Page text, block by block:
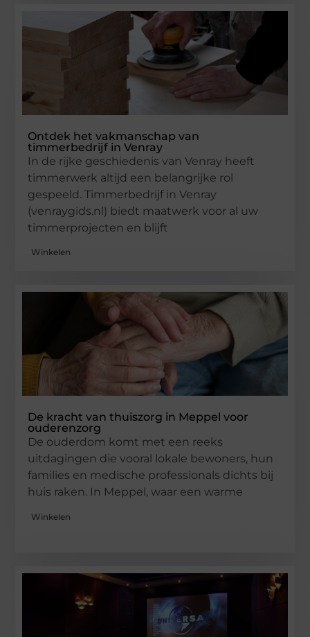
Ontdek het vakmanschap van
timmerbedrijf in Venray
In de rijke geschiedenis van Venray heeft
timmerwerk altijd een belangrijke rol
gespeeld. Timmerbedrijf in Venray
(venraygids.nl) biedt maatwerk voor al uw
timmerprojecten en blijft
Winkelen
De kracht van thuiszorg in Meppel voor
ouderenzorg
De ouderdom komt met een reeks
uitdagingen die vooral lokale bewoners, hun
families en medische professionals dichts bij
huis raken. In Meppel, waar een warme
Winkelen